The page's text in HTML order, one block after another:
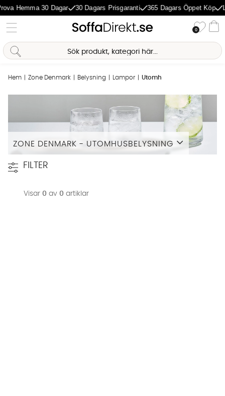
Hemma 30 Dagar 30 Dagars Prisgaranti 365 Dagars Öppet Köp
0
Hem Zone Denmark Belysning Lampor Utomhusbelysning
ZONE DENMARK - UTOMHUSBELYSNING
Läs mer
FILTER
Visar 0 av 0 artiklar
AI-assistent